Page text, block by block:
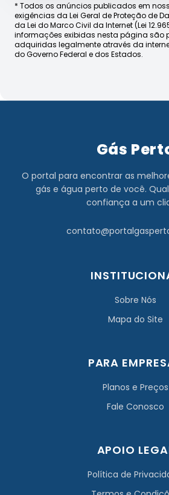
* Todos os anúncios publicados em
exigências da Lei Geral de Proteção de
da Lei do Marco Civil da Internet (Lei
informações exibidas nesta página são
adquiridas legalmente através da
do Governo Federal e dos Estados.
Gás
O portal para encontrar as
gás e água perto de você.
confiança a um
Sobre Nós
Mapa do Site
PARA
Planos e Preços
Fale Conosco
APOIO
Política de